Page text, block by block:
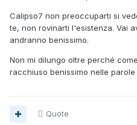
Calipso7 non preoccuparti si
te, non rovinarti l'esistenza. Vai
andranno benissimo.
Non mi dilungo oltre perché
racchiuso benissimo nelle
Quote